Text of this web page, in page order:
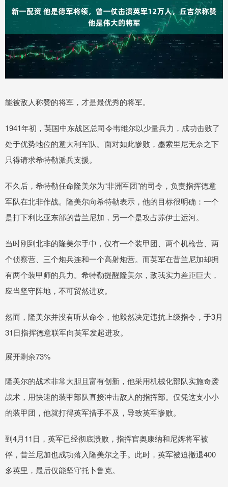
能被敌人称赞的将军，才是最优秀的将军。
1941年初，英国中东战区总司令韦维尔以少量兵力，成功击败了
处于优势地位的意大利军队。面对如此惨败，墨索里尼无奈之下
只得请求希特勒派兵支援。
不久后，希特勒任命隆美尔为“非洲军团”的司令，负责指挥德意
军队在北非作战。隆美尔向希特勒表示，他的目标很明确：一个
是打下利比亚东部的昔兰尼加，另一个是攻占苏伊士运河。
当时刚到北非的隆美尔手中，仅有一个装甲团、两个机枪营、两
个侦察营、三个炮兵连和一个高射炮营。而英军在昔兰尼加却拥
有两个装甲师的兵力。希特勒提醒隆美尔，敌我实力差距巨大，
应当坚守阵地，不可贸然进攻。
然而，隆美尔并没有听从命令，他毅然决定违抗上级指令，于3月
31日指挥德意联军向英军发起进攻。
展开剩余73%
隆美尔的战术非常大胆且富有创新，他采用机械化部队实施奇袭
战术，用快速的装甲部队直接冲击敌人的指挥部。仅凭这支小小
的装甲团，他就打得英军措手不及，导致英军惨败。
到4月11日，英军已经彻底溃败，指挥官奥康纳和尼姆将军被
俘，昔兰尼加也成功落入隆美尔之手。此时，英军被迫撤退400
多英里，最后仅能坚守托卜鲁克。